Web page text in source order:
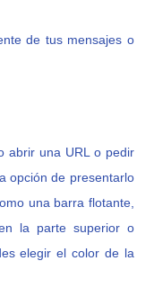
de tus mensajes o
abrir una URL o pedir
opción de presentarlo
una barra flotante,
la parte superior o
elegir el color de la